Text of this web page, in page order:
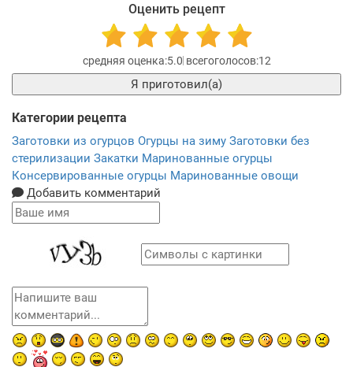
Оценить рецепт
5.0 12
Я приготовил(а)
Категории рецепта
Заготовки из огурцов Огурцы на зиму Заготовки без
стерилизации Закатки Маринованные огурцы
Консервированные огурцы Маринованные овощи
Добавить комментарий